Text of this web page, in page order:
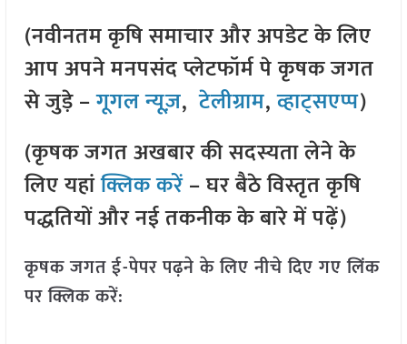
(नवीनतम कृषि समाचार और अपडेट के लिए
आप अपने मनपसंद प्लेटफॉर्म पे कृषक जगत
से जुड़े –गूगल न्यूज़,टेलीग्राम,व्हाट्सएप्प)
(कृषक जगत अखबार की सदस्यता लेने के
लिए यहांक्लिक करें– घर बैठे विस्तृत कृषि
पद्धतियों और नई तकनीक के बारे में पढ़ें)
कृषक जगत ई-पेपर पढ़ने के लिए नीचे दिए गए लिंक
पर क्लिक करें: